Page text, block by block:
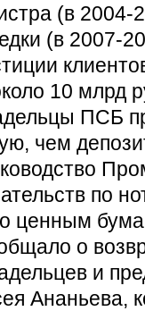
(в 2004-
(в 2007-
10 млрд
ПСБ
чем
по
о
и
Ананьева,